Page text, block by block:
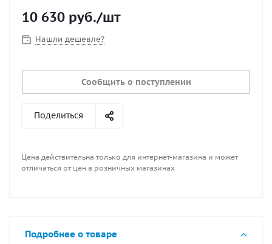
давление манометром, чтобы не перекачать).
нормальный допуск при изготовлении.
10 630 руб./шт
Нашли дешевле?
Сообщить о поступлении
Поделиться
Цена действительна только для интернет-магазина и может
отличаться от цен в розничных магазинах
Подробнее о товаре